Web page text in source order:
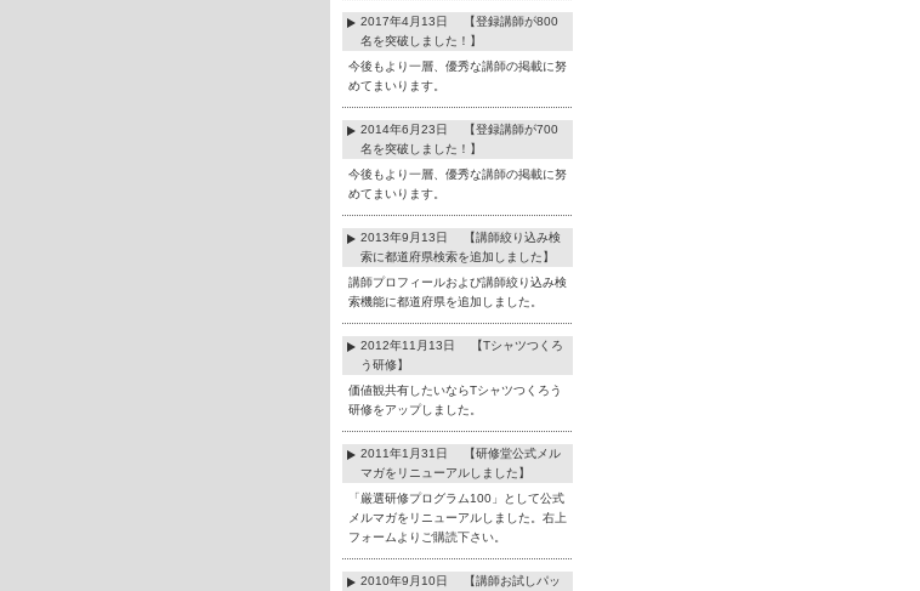
2017年4月13日 【登録講師が800
名を突破しました！】
今後もより一層、優秀な講師の掲載に努
めてまいります。
2014年6月23日 【登録講師が700
名を突破しました！】
今後もより一層、優秀な講師の掲載に努
めてまいります。
2013年9月13日 【講師絞り込み検
索に都道府県検索を追加しました】
講師プロフィールおよび講師絞り込み検
索機能に都道府県を追加しました。
2012年11月13日 【Tシャツつくろ
う研修】
価値観共有したいならTシャツつくろう
研修をアップしました。
2011年1月31日 【研修堂公式メル
マガをリニューアルしました】
「厳選研修プログラム100」として公式
メルマガをリニューアルしました。右上
フォームよりご購読下さい。
2010年9月10日 【講師お試しパッ